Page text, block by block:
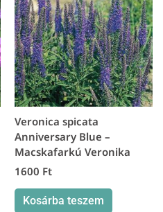
Veronica spicata
Anniversary Blue –
Macskafarkú Veronika
1600 Ft
Kosárba teszem